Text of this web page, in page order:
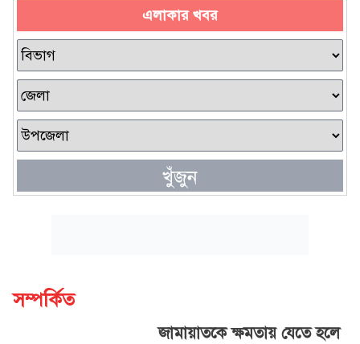
এলাকার খবর
খুঁজুন
সম্পর্কিত
জামায়াতকে ক্ষমতায় যেতে হলে